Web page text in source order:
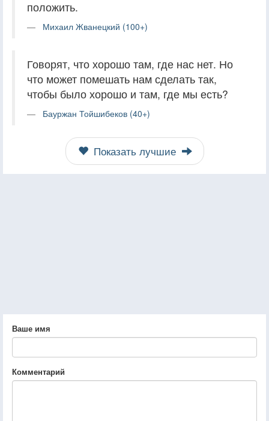
положить.
Михаил Жванецкий (100+)
Говорят, что хорошо там, где нас нет. Но
что может помешать нам сделать так,
чтобы было хорошо и там, где мы есть?
Бауржан Тойшибеков (40+)
Показать лучшие
Ваше имя
Комментарий